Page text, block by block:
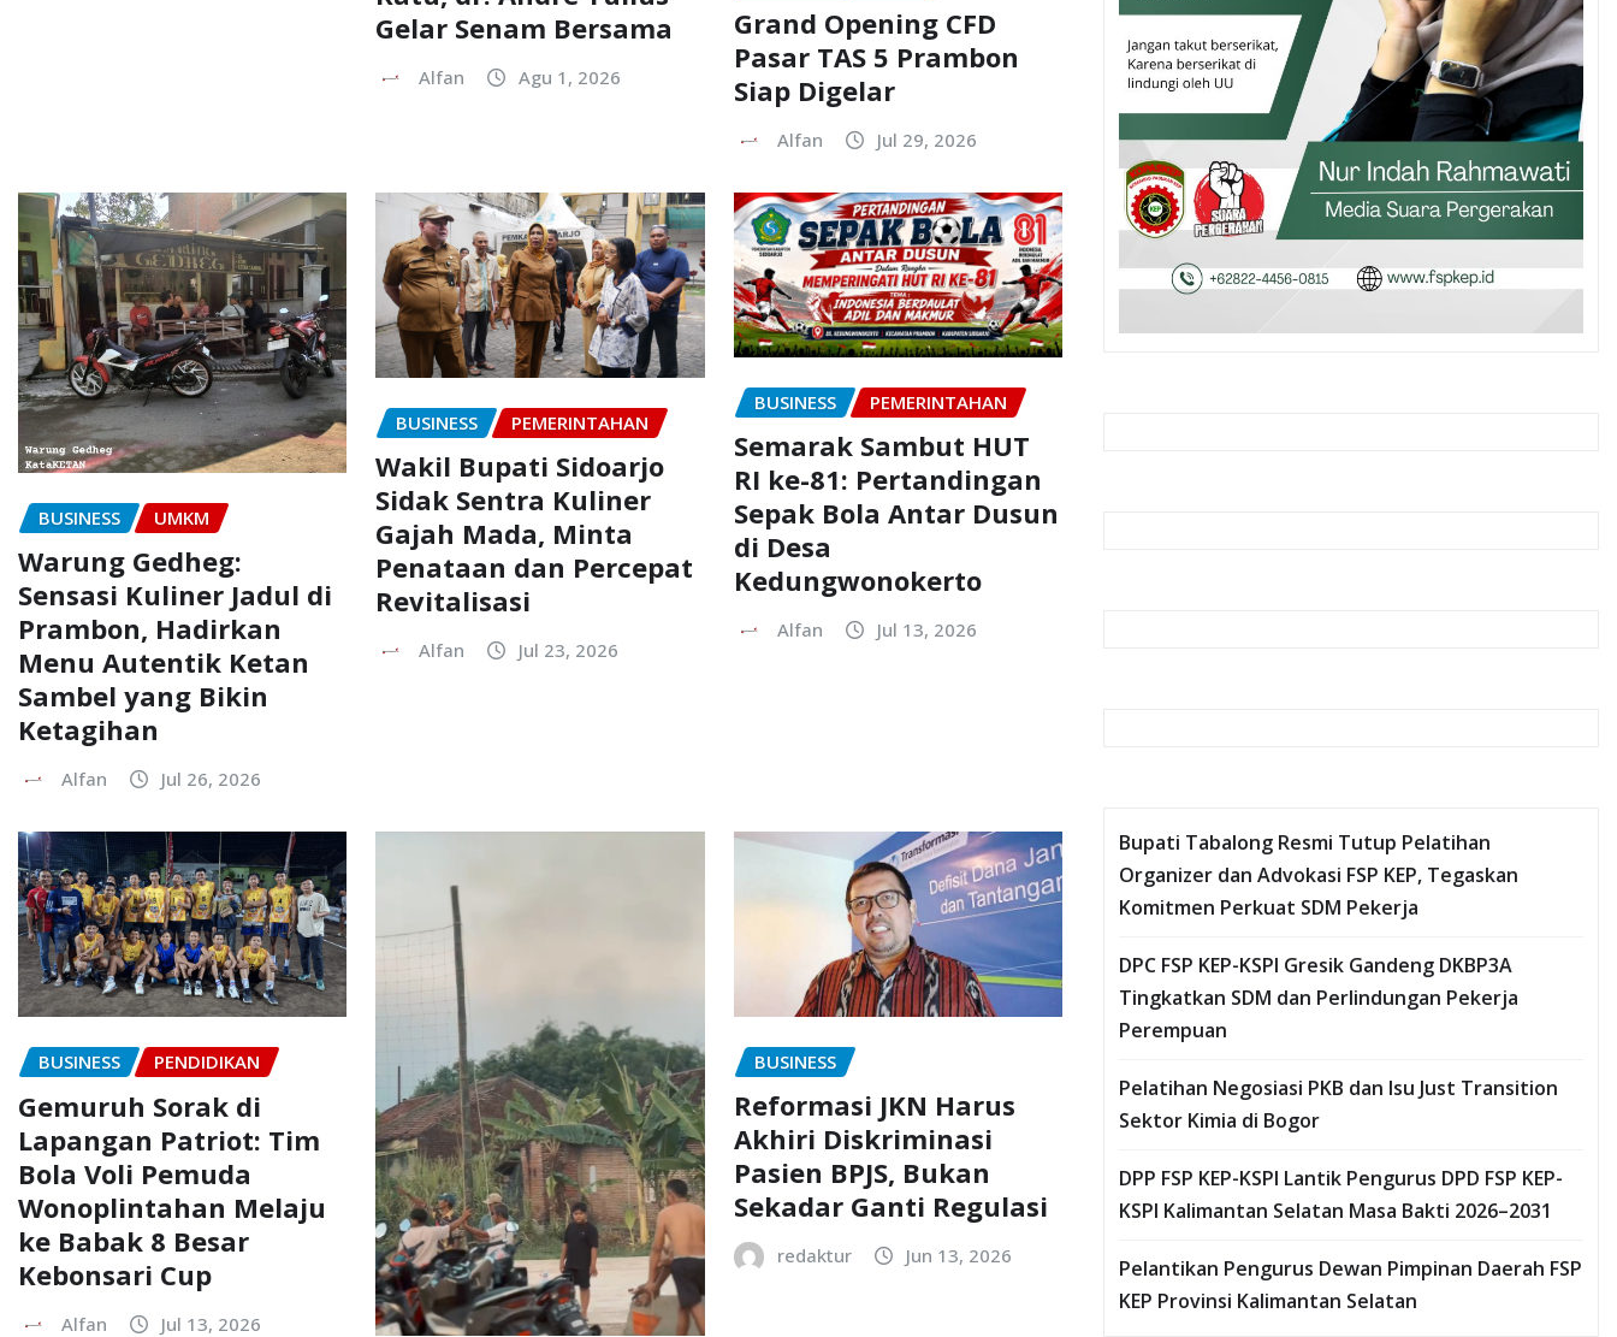
Gelar Senam Bersama
Alfan Agu 1, 2026
Grand Opening CFD
Pasar TAS 5 Prambon
Siap Digelar
Alfan Jul 29, 2026
BUSINESS UMKM
Warung Gedheg:
Sensasi Kuliner Jadul di
Prambon, Hadirkan
Menu Autentik Ketan
Sambel yang Bikin
Ketagihan
Alfan Jul 26, 2026
BUSINESS PEMERINTAHAN
Wakil Bupati Sidoarjo
Sidak Sentra Kuliner
Gajah Mada, Minta
Penataan dan Percepat
Revitalisasi
Alfan Jul 23, 2026
BUSINESS PEMERINTAHAN
Semarak Sambut HUT
RI ke-81: Pertandingan
Sepak Bola Antar Dusun
di Desa
Kedungwonokerto
Alfan Jul 13, 2026
BUSINESS PENDIDIKAN
Gemuruh Sorak di
Lapangan Patriot: Tim
Bola Voli Pemuda
Wonoplintahan Melaju
ke Babak 8 Besar
Kebonsari Cup
Alfan Jul 13, 2026
BUSINESS
Reformasi JKN Harus
Akhiri Diskriminasi
Pasien BPJS, Bukan
Sekadar Ganti Regulasi
redaktur Jun 13, 2026
Bupati Tabalong Resmi Tutup Pelatihan
Organizer dan Advokasi FSP KEP, Tegaskan
Komitmen Perkuat SDM Pekerja
DPC FSP KEP-KSPI Gresik Gandeng DKBP3A
Tingkatkan SDM dan Perlindungan Pekerja
Perempuan
Pelatihan Negosiasi PKB dan Isu Just Transition
Sektor Kimia di Bogor
DPP FSP KEP-KSPI Lantik Pengurus DPD FSP KEP-
KSPI Kalimantan Selatan Masa Bakti 2026–2031
Pelantikan Pengurus Dewan Pimpinan Daerah FSP
KEP Provinsi Kalimantan Selatan